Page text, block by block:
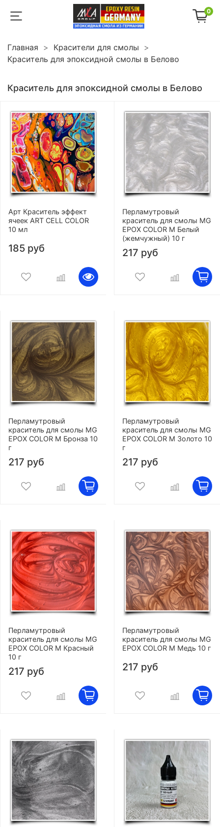
0
Главная
Красители для смолы
Краситель для эпоксидной смолы в Белово
Краситель для эпоксидной смолы в Белово
Арт Краситель эффект
ячеек ART CELL COLOR
10 мл
185 руб
Перламутровый
краситель для смолы MG
EPOX COLOR M Белый
(жемчужный) 10 г
217 руб
Перламутровый
краситель для смолы MG
EPOX COLOR M Бронза 10
г
217 руб
Перламутровый
краситель для смолы MG
EPOX COLOR M Золото 10
г
217 руб
Перламутровый
краситель для смолы MG
EPOX COLOR M Красный
10 г
217 руб
Перламутровый
краситель для смолы MG
EPOX COLOR M Медь 10 г
217 руб